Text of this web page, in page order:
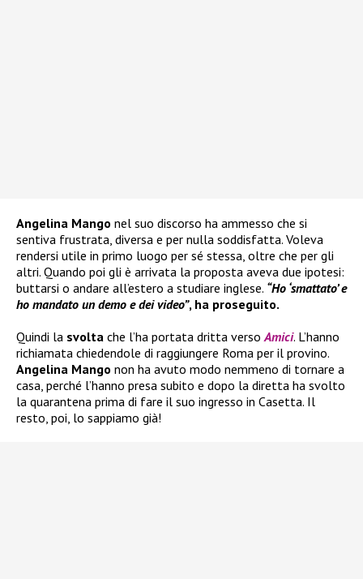
Angelina Mango nel suo discorso ha ammesso che si
sentiva frustrata, diversa e per nulla soddisfatta. Voleva
rendersi utile in primo luogo per sé stessa, oltre che per gli
altri. Quando poi gli è arrivata la proposta aveva due ipotesi:
buttarsi o andare all’estero a studiare inglese. “Ho ‘smattato’ e
ho mandato un demo e dei video”, ha proseguito.
Quindi la svolta che l’ha portata dritta verso Amici. L’hanno
richiamata chiedendole di raggiungere Roma per il provino.
Angelina Mango non ha avuto modo nemmeno di tornare a
casa, perché l’hanno presa subito e dopo la diretta ha svolto
la quarantena prima di fare il suo ingresso in Casetta. Il
resto, poi, lo sappiamo già!